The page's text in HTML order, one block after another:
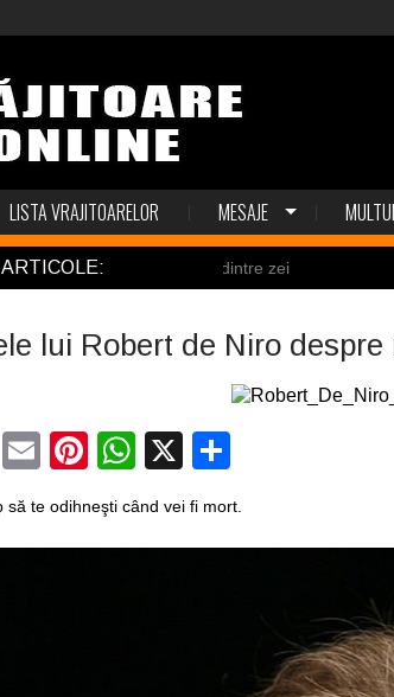
LISTA VRAJITOARELOR MESAJE
mai puternic dintre zei
lui Robert de Niro despre
Twitter
EmailPinterest
WhatsApp
X
să te odihneşti când vei fi mort.